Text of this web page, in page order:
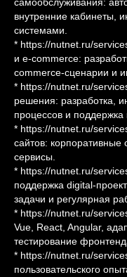
внутренние кабинеты,
системами.
* https://nutnet.ru/
и e-commerce:
commerce-сценарии и
* https://nutnet.ru/
решения: разработка,
процессов и поддержка
* https://nutnet.ru/
сайтов: корпоративные
сервисы.
* https://nutnet.ru/
поддержка digital-
задачи и регулярная
* https://nutnet.ru/
Vue, React, Angular,
тестирование
* https://nutnet.ru/
пользовательского